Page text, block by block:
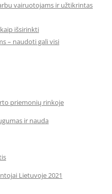
vairuotojams ir užtikrintas
išsirinkti
– naudoti gali visi
priemonių rinkoje
ir nauda
Lietuvoje 2021